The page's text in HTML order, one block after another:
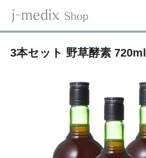
3本セット 野草酵素 720ml